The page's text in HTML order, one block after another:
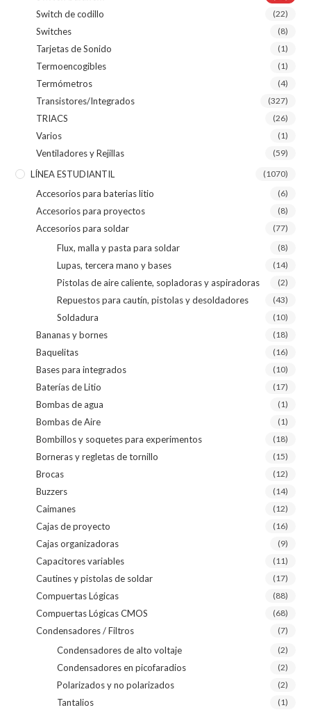
Switch de codillo (22)
Switches (8)
Tarjetas de Sonido (1)
Termoencogibles (1)
Termómetros (4)
Transistores/Integrados (327)
TRIACS (26)
Varios (1)
Ventiladores y Rejillas (59)
LÍNEA ESTUDIANTIL (1070)
Accesorios para baterias litio (6)
Accesorios para proyectos (8)
Accesorios para soldar (77)
Flux, malla y pasta para soldar (8)
Lupas, tercera mano y bases (14)
Pistolas de aire caliente, sopladoras y aspiradoras (2)
Repuestos para cautín, pistolas y desoldadores (43)
Soldadura (10)
Bananas y bornes (18)
Baquelitas (16)
Bases para integrados (10)
Baterías de Litio (17)
Bombas de agua (1)
Bombas de Aire (1)
Bombillos y soquetes para experimentos (18)
Borneras y regletas de tornillo (15)
Brocas (12)
Buzzers (14)
Caimanes (12)
Cajas de proyecto (16)
Cajas organizadoras (9)
Capacitores variables (11)
Cautines y pistolas de soldar (17)
Compuertas Lógicas (88)
Compuertas Lógicas CMOS (68)
Condensadores / Filtros (7)
Condensadores de alto voltaje (2)
Condensadores en picofaradios (2)
Polarizados y no polarizados (2)
Tantalios (1)